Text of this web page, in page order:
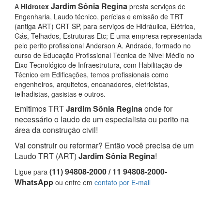
A Hidrotex Jardim Sônia Regina presta serviços de
Engenharia, Laudo técnico, perícias e emissão de TRT
(antiga ART) CRT SP, para serviços de Hidráulica, Elétrica,
Gás, Telhados, Estruturas Etc; E uma empresa representada
pelo perito profissional Anderson A. Andrade, formado no
curso de Educação Profissional Técnica de Nível Médio no
Eixo Tecnológico de Infraestrutura, com Habilitação de
Técnico em Edificações, temos profissionais como
engenheiros, arquitetos, encanadores, eletricistas,
telhadistas, gasistas e outros.
Emitimos TRTJardim Sônia Reginaonde for
necessário o laudo de um especialista ou perito na
área da construção civil!
Vai construir ou reformar? Então você precisa de um
Laudo TRT (ART) Jardim Sônia Regina!
Ligue para (11) 94808-2000 / 11 94808-2000-
WhatsApp ou entre em contato por E-mail